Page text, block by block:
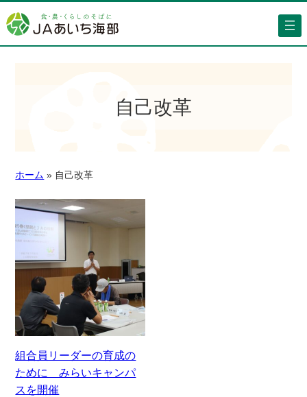
自己改革
ホーム » 自己改革
組合員リーダーの育成の
ために みらいキャンパ
スを開催